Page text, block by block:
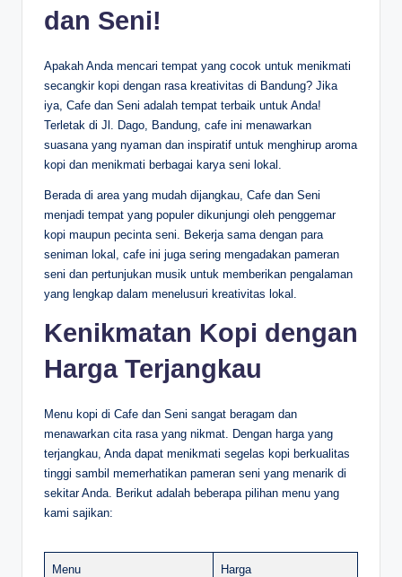
dan Seni!
Apakah Anda mencari tempat yang cocok untuk menikmati
secangkir kopi dengan rasa kreativitas di Bandung? Jika
iya, Cafe dan Seni adalah tempat terbaik untuk Anda!
Terletak di Jl. Dago, Bandung, cafe ini menawarkan
suasana yang nyaman dan inspiratif untuk menghirup aroma
kopi dan menikmati berbagai karya seni lokal.
Berada di area yang mudah dijangkau, Cafe dan Seni
menjadi tempat yang populer dikunjungi oleh penggemar
kopi maupun pecinta seni. Bekerja sama dengan para
seniman lokal, cafe ini juga sering mengadakan pameran
seni dan pertunjukan musik untuk memberikan pengalaman
yang lengkap dalam menelusuri kreativitas lokal.
Kenikmatan Kopi dengan
Harga Terjangkau
Menu kopi di Cafe dan Seni sangat beragam dan
menawarkan cita rasa yang nikmat. Dengan harga yang
terjangkau, Anda dapat menikmati segelas kopi berkualitas
tinggi sambil memerhatikan pameran seni yang menarik di
sekitar Anda. Berikut adalah beberapa pilihan menu yang
kami sajikan:
Menu Harga